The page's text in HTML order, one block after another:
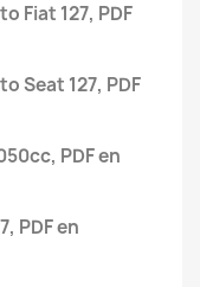
Fiat 127, PDF
Seat 127, PDF
PDF en
PDF en